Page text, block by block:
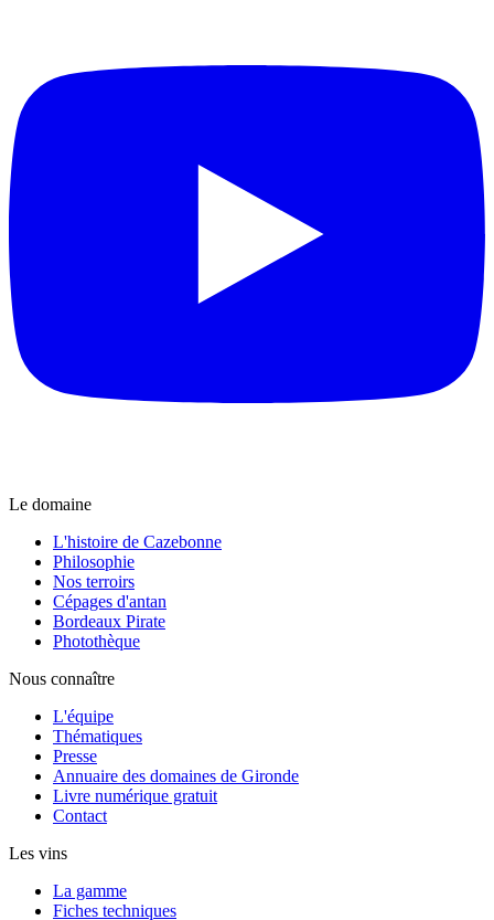
Le domaine
L'histoire de Cazebonne
Philosophie
Nos terroirs
Cépages d'antan
Bordeaux Pirate
Photothèque
Nous connaître
L'équipe
Thématiques
Presse
Annuaire des domaines de Gironde
Livre numérique gratuit
Contact
Les vins
La gamme
Fiches techniques